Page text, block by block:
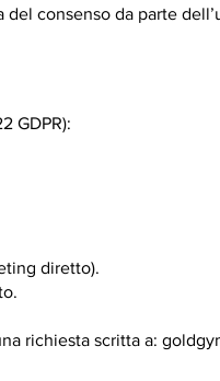
consenso da parte
GDPR):
diretto).
richiesta scritta a: